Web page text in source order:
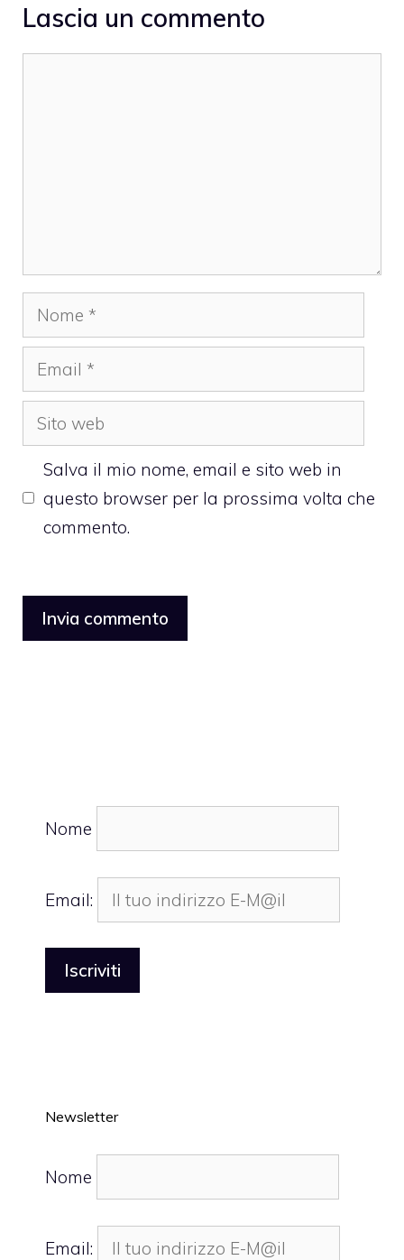
Lascia un commento
Nome
Email
Sito
web
Salva il mio nome, email e sito web in
questo browser per la prossima volta che
commento.
Nome
Email:
Newsletter
Nome
Email: